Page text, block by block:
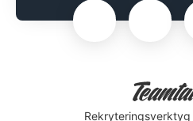
Rekryteringsverktyg